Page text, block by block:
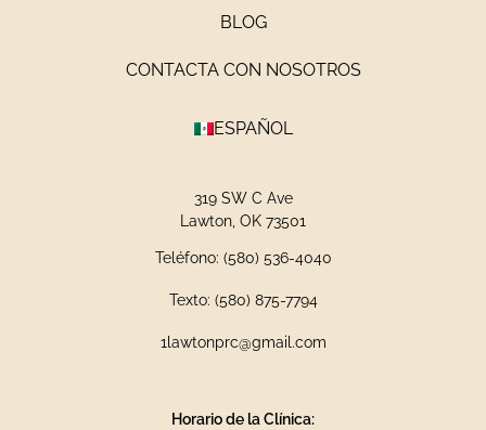
BLOG
CONTACTA CON NOSOTROS
ESPAÑOL
319 SW C Ave
Lawton, OK 73501
Teléfono: (580) 536-4040
Texto: (580) 875-7794
1lawtonprc@gmail.com
Horario de la Clínica: